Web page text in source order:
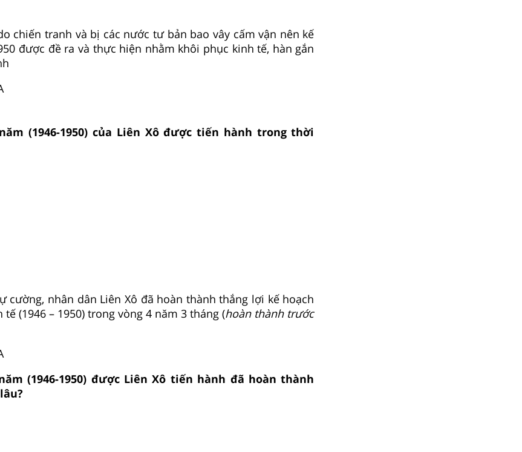
chiến tranh và bị các nước tư bản bao vây cấm vận nên kế
được đề ra và thực hiện nhằm khôi phục kinh tế, hàn gắn
(1946-1950) của Liên Xô được tiến hành trong thời
cường, nhân dân Liên Xô đã hoàn thành thắng lợi kế hoạch
(1946 – 1950) trong vòng 4 năm 3 tháng (hoàn thành trước
(1946-1950) được Liên Xô tiến hành đã hoàn thành